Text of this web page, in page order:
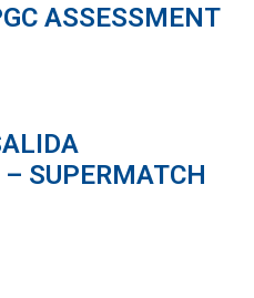
ASSESSMENT
– SUPERMATCH